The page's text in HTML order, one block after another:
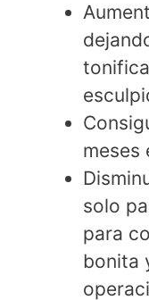
meses
solo
para
bonita